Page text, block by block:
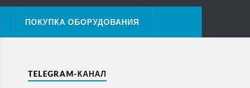
ПОКУПКА ОБОРУДОВАНИЯ
TELEGRAM-КАНАЛ